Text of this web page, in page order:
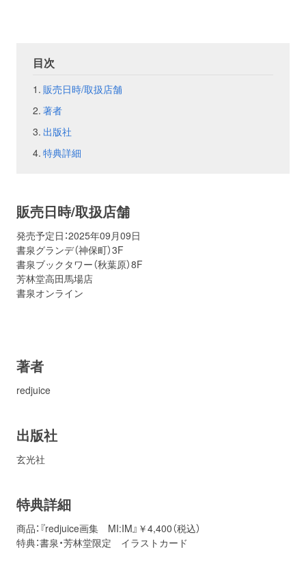
目次
販売日時/取扱店舗
著者
出版社
特典詳細
販売日時/取扱店舗
発売予定日：2025年09月09日
書泉グランデ（神保町）3F
書泉ブックタワー（秋葉原）8F
芳林堂高田馬場店
書泉オンライン
著者
redjuice
出版社
玄光社
特典詳細
商品：『redjuice画集 MI:IM』￥4,400（税込）
特典：書泉・芳林堂限定 イラストカード